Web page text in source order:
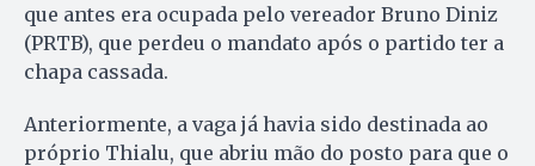
que antes era ocupada pelo vereador Bruno Diniz
(PRTB), que perdeu o mandato após o partido ter a
chapa cassada.
Anteriormente, a vaga já havia sido destinada ao
próprio Thialu, que abriu mão do posto para que o